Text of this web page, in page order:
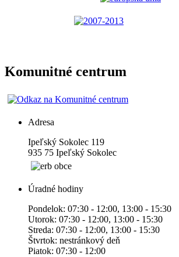
Komunitné centrum
Adresa
Ipeľský Sokolec 119
935 75 Ipeľský Sokolec
Úradné hodiny
Pondelok: 07:30 - 12:00, 13:00 - 15:30
Utorok: 07:30 - 12:00, 13:00 - 15:30
Streda: 07:30 - 12:00, 13:00 - 15:30
Štvrtok: nestránkový deň
Piatok: 07:30 - 12:00